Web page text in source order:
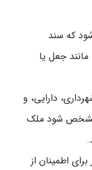
که سند
جعل یا
دارایی، و
مشخص شود ملک
برای اطمینان از